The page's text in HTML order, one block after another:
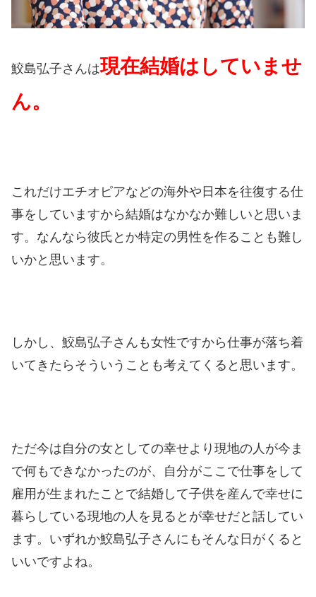
鮫島弘子さんは現在結婚はしていませ
ん。
これだけエチオピアなどの海外や日本を往復する仕
事をしていますから結婚はなかなか難しいと思いま
す。 なんなら彼氏とか特定の男性を作ることも難し
いかと思います。
しかし、鮫島弘子さんも女性ですから仕事が落ち着
いてきたらそういうことも考えてくると思います。
ただ今は自分の女としての幸せより現地の人が今ま
で何もできなかったのが、自分がここで仕事をして
雇用が生まれたことで結婚して子供を産んで幸せに
暮らしている現地の人を見るとが幸せだと話してい
ます。 いずれか鮫島弘子さんにもそんな日がくると
いいですよね。